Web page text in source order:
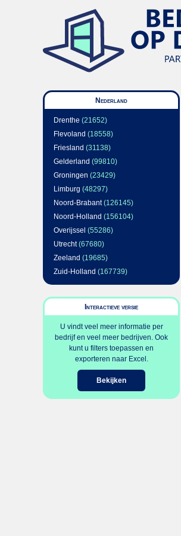
Nederland
Drenthe (21652)
Flevoland (18558)
Friesland (31138)
Gelderland (99810)
Groningen (23429)
Limburg (48297)
Noord-Brabant(126145)
Noord-Holland (156104)
Overijssel (55286)
Utrecht(67680)
Zeeland (19685)
Zuid-Holland (167739)
Interactieve versie
U vindt veel meer informatie per
bedrijf en veel meer bedrijven. Ook
kunt u filters toepassen en
exporteren naar Excel.
Bekijken